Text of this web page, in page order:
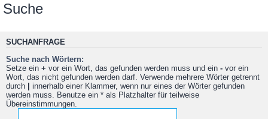
Suche
SUCHANFRAGE
Suche nach Wörtern:
Setze ein + vor ein Wort, das gefunden werden muss und ein - vor ein
Wort, das nicht gefunden werden darf. Verwende mehrere Wörter getrennt
durch | innerhalb einer Klammer, wenn nur eines der Wörter gefunden
werden muss. Benutze ein * als Platzhalter für teilweise
Übereinstimmungen.